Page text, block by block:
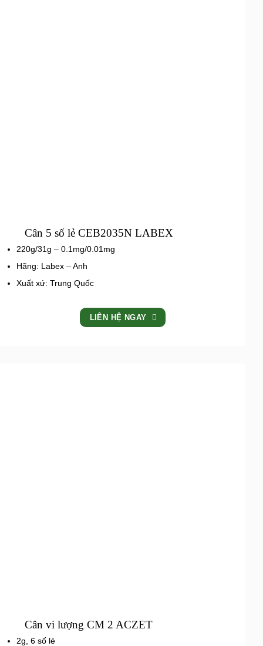
Cân 5 số lẻ CEB2035N LABEX
220g/31g – 0.1mg/0.01mg
Hãng: Labex – Anh
Xuất xứ: Trung Quốc
LIÊN HỆ NGAY
Cân vi lượng CM 2 ACZET
2g, 6 số lẻ